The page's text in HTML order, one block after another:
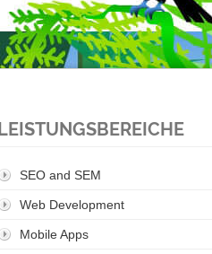
LEISTUNGSBEREICHE
SEO and SEM
Web Development
Mobile Apps